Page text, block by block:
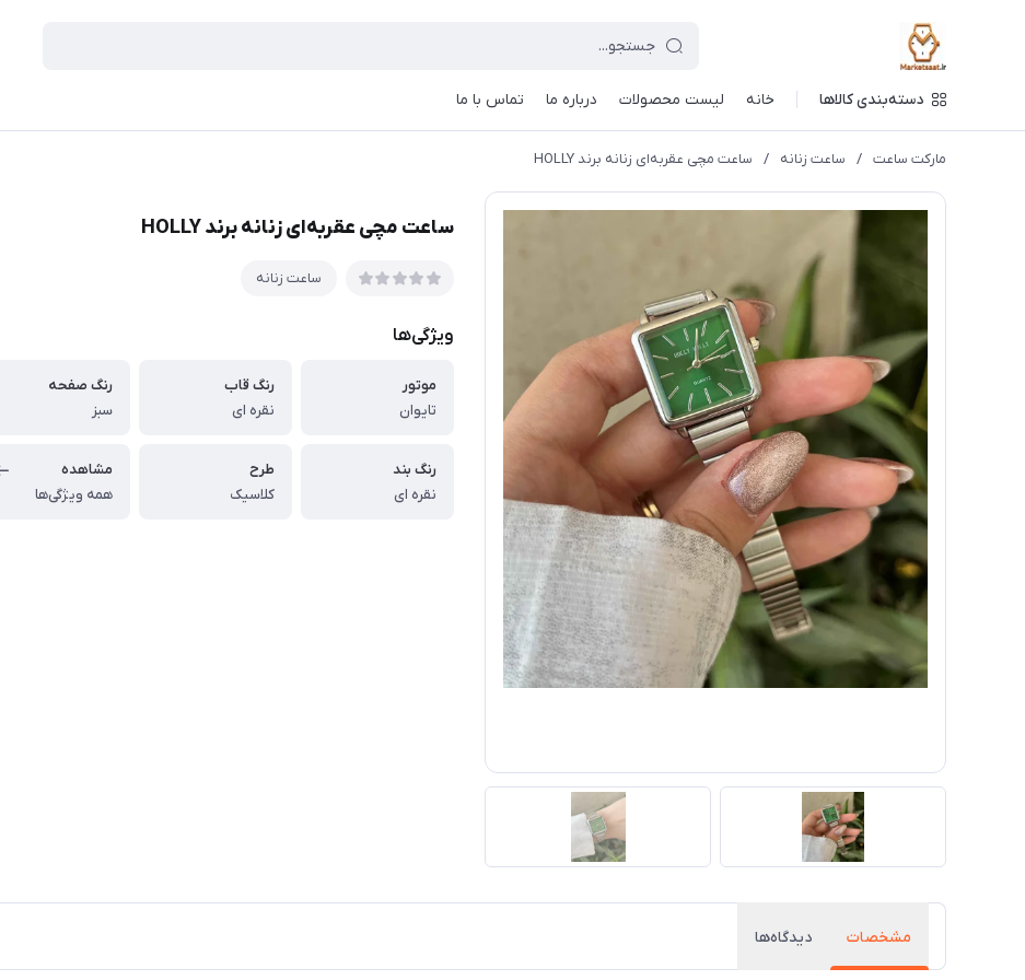
دسته‌بندی کالاها خانه لیست محصولات درباره ما تماس با ما
مارکت ساعت / ساعت زنانه / ساعت مچی عقربه‌ای زنانه برند HOLLY
ساعت مچی عقربه‌ای زنانه برند HOLLY
ساعت زنانه
ویژگی‌ها
موتور
تایوان
رنگ قاب
نقره ای
رنگ صفحه
سبز
رنگ بند
نقره ای
طرح
کلاسیک
مشاهده
همه ویژگی‌ها
مشخصات دیدگاه‌ها